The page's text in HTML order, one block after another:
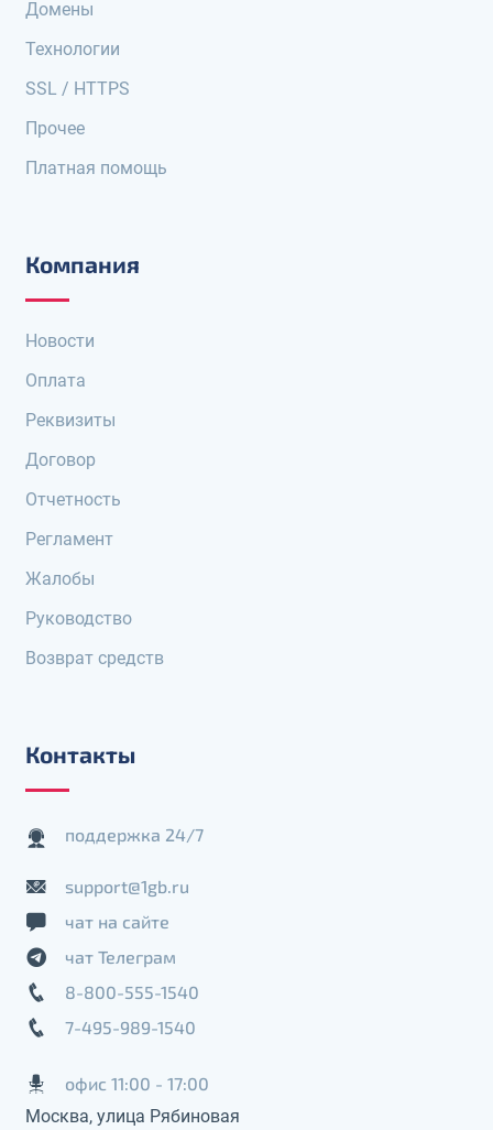
Домены
Технологии
SSL / HTTPS
Прочее
Платная помощь
Компания
Новости
Оплата
Реквизиты
Договор
Отчетность
Регламент
Жалобы
Руководство
Возврат средств
Контакты
поддержка 24/7
support@1gb.ru
чат на сайте
чат Телеграм
8-800-555-1540
7-495-989-1540
офис 11:00 - 17:00
Москва, улица Рябиновая